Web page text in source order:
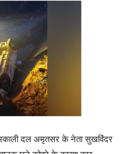
दल अमृतसर के नेता सुखविंदर